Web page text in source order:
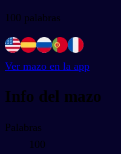
100 palabras
Ver mazo en la app
Info del mazo
Palabras
100